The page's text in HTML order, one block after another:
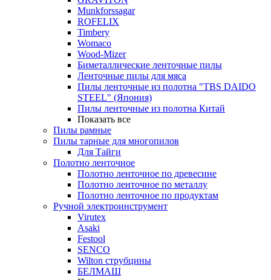
Munkforssagar
ROFELIX
Timbery
Womaco
Wood-Mizer
Биметаллические ленточные пилы
Ленточные пилы для мяса
Пилы ленточные из полотна "TBS DAIDO
STEEL" (Япония)
Пилы ленточные из полотна Китай
Показать все
Пилы рамные
Пилы тарные для многопилов
Для Тайги
Полотно ленточное
Полотно ленточное по древесине
Полотно ленточное по металлу
Полотно ленточное по продуктам
Ручной электроинструмент
Virutex
Asaki
Festool
SENCO
Wilton струбцины
БЕЛМАШ